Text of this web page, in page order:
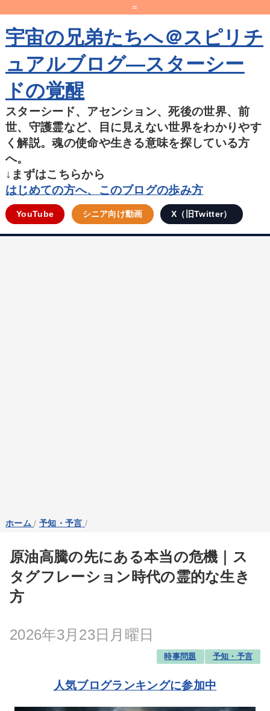
=
宇宙の兄弟たちへ＠スピリチ
ュアルブログ―スターシー
ドの覚醒
スターシード、アセンション、死後の世界、前
世、守護霊など、目に見えない世界をわかりやす
く解説。魂の使命や生きる意味を探している方
へ。
↓まずはこちらから
はじめての方へ、このブログの歩み方
YouTube シニア向け動画 X（旧Twitter）
ホーム / 予知・予言 /
原油高騰の先にある本当の危機｜ス
タグフレーション時代の霊的な生き
方
2026年3月23日月曜日
時事問題 予知・予言
人気ブログランキングに参加中